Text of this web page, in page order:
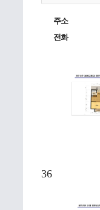
주소
전화
36